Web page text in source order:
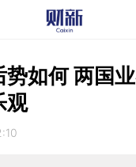
势如何 两国
观